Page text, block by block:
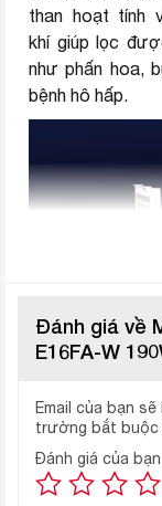
Tiện ích
Kích thước, khối
lượng
than hoạt tính
khí giúp lọc
như phấn hoa,
bệnh hô hấp.
Tự động
động phù
và mùi
Đánh giá về
E16FA-W
Email của bạn
trường bắt buộc
Đánh giá của bạn